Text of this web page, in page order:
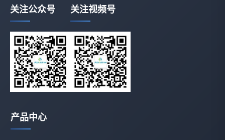
关注公众号 关注视频号
产品中心